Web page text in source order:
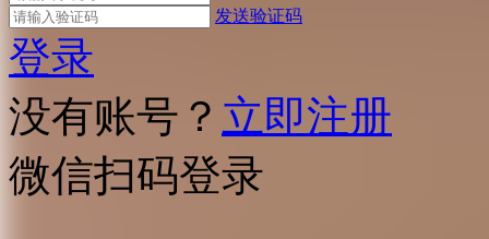
发送验证码
登录
没有账号？ 立即注册
微信扫码登录